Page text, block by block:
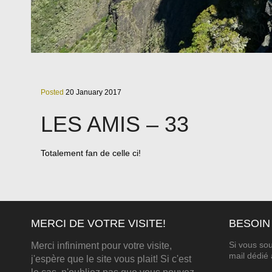
Posted 20 January 2017
LES AMIS – 33
Totalement fan de celle ci!
MERCI DE VOTRE VISITE!
Merci infiniment pour votre visite,
j'espère que le site vous plait! Si c'est
BESOIN
Si vous
mail dédié